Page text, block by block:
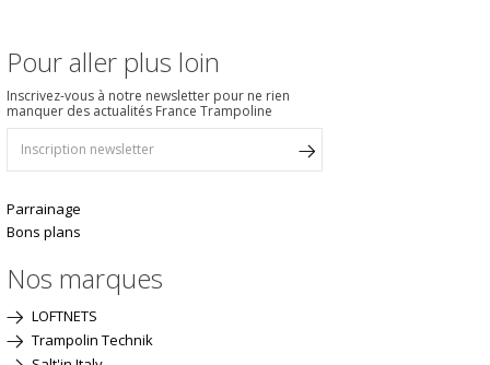
Pour aller plus loin
Inscrivez-vous à notre newsletter pour ne rien
manquer des actualités France Trampoline
Parrainage
Bons plans
Nos marques
LOFTNETS
Trampolin Technik